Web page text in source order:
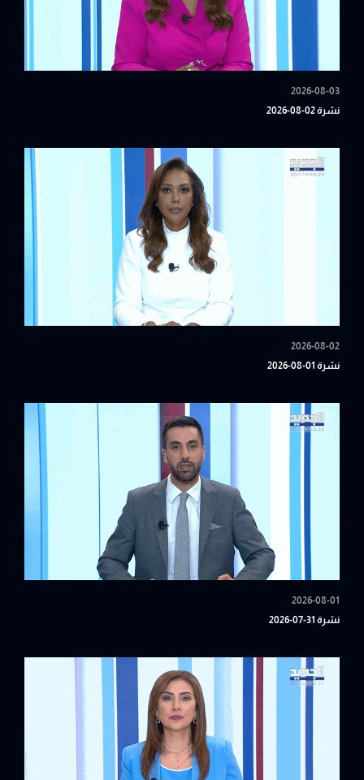
2026-08-03
نشرة 02-08-2026
2026-08-02
نشرة 01-08-2026
2026-08-01
نشرة 31-07-2026